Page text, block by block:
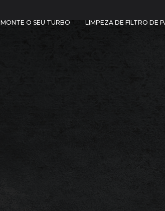
MONTE O SEU TURBO LIMPEZA DE FILTRO DE